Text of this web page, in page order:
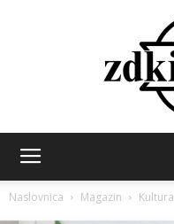
Naslovnica Magazin Kultura